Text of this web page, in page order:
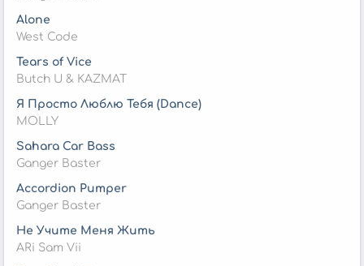
Alone
West Code
Tears of Vice
Butch U & KAZMAT
Я Просто Люблю Тебя (Dance)
MOLLY
Sahara Car Bass
Ganger Baster
Accordion Pumper
Ganger Baster
Не Учите Меня Жить
ARi Sam Vii